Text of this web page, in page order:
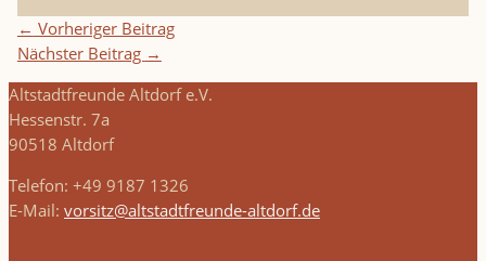
← Vorheriger Beitrag
Nächster Beitrag →
Altstadtfreunde Altdorf e.V.
Hessenstr. 7a
90518 Altdorf
Telefon: +49 9187 1326
E-Mail: vorsitz@altstadtfreunde-altdorf.de